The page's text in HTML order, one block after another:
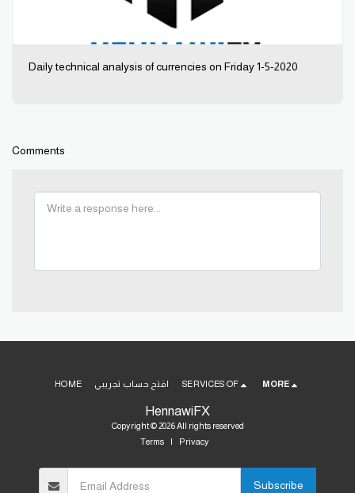
Daily technical analysis of currencies on Friday 1-5-2020
Comments
HennawiFX
Copyright © 2026 All rights reserved
Terms| Privacy
HOME افتح حساب تجريبي SERVICES OF MORE
Subscribe